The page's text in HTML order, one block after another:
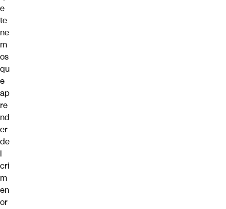
e
te
ne
m
os
qu
e
ap
re
nd
er
de
l
cri
m
en
or